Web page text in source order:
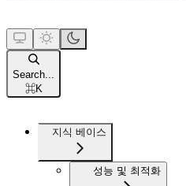
Search...
⌘K
지식 베이스
성능 및 최적화